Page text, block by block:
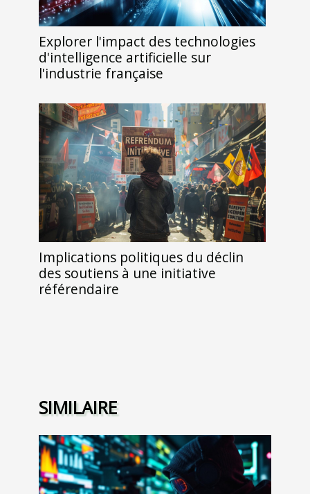
Explorer l'impact des technologies
d'intelligence artificielle sur
l'industrie française
Implications politiques du déclin
des soutiens à une initiative
référendaire
SIMILAIRE